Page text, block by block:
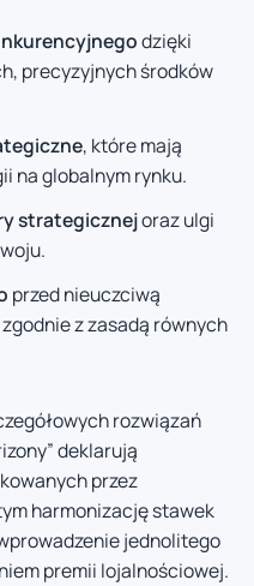
dzięki
precyzyjnych środków
, które mają
na globalnym rynku.
strategicznejoraz ulgi
przed nieuczciwą
z zasadą równych
rozwiązań
deklarują
przez
harmonizację stawek
jednolitego
premii lojalnościowej.